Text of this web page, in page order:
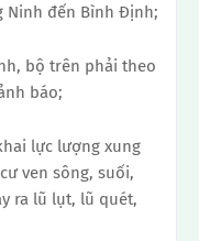
Ninh đến Bình Định;
bộ trên phải theo
báo;
lực lượng xung
ven sông, suối,
ra lũ lụt, lũ quét,